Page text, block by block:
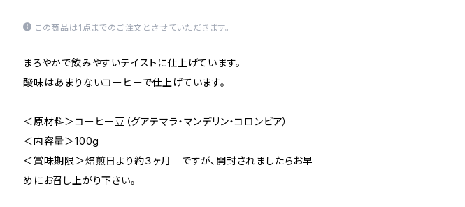
この商品は1点までのご注文とさせていただきます。
まろやかで飲みやすいテイストに仕上げています。
酸味はあまりないコーヒーで仕上げています。
＜原材料＞コーヒー豆（グアテマラ・マンデリン・コロンビア）
＜内容量＞100g
＜賞味期限＞焙煎日より約３ヶ月 ですが、開封されましたらお早
めにお召し上がり下さい。